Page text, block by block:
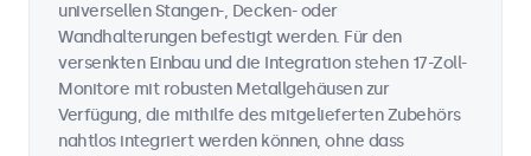
universellen Stangen-, Decken- oder
Wandhalterungen befestigt werden. Für den
versenkten Einbau und die Integration stehen 17-Zoll-
Monitore mit robusten Metallgehäusen zur
Verfügung, die mithilfe des mitgelieferten Zubehörs
nahtlos integriert werden können, ohne dass